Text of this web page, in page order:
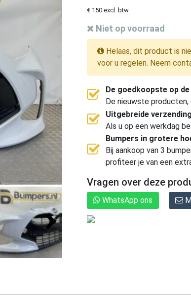
€ 150 excl. btw
Niet op voorraad
Helaas, dit product is
voor u regelen. Neem
De goedkoopste op
De nieuwste producten,
Uitgebreide
Als u op een werkdag
Bumpers in grotere
Bij aankoop van 3
profiteer je van een
Vragen over deze
WhatsApp ons